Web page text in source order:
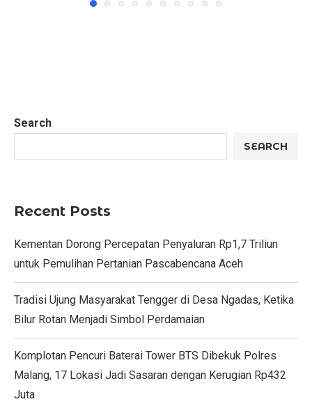
Search
SEARCH
Recent Posts
Kementan Dorong Percepatan Penyaluran Rp1,7 Triliun
untuk Pemulihan Pertanian Pascabencana Aceh
Tradisi Ujung Masyarakat Tengger di Desa Ngadas, Ketika
Bilur Rotan Menjadi Simbol Perdamaian
Komplotan Pencuri Baterai Tower BTS Dibekuk Polres
Malang, 17 Lokasi Jadi Sasaran dengan Kerugian Rp432
Juta